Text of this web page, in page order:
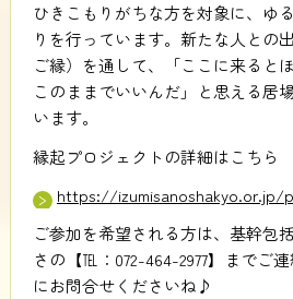
ひきこもりがちな方を対象に、ゆ
りを行っています。新たな人との
ご縁）を通して、「ここに来ると
このままでいいんだ」と思える居
います。
縁起プロジェクトの詳細はこちら
https://
ご参加を希望される方は、基幹包
さの【℡：072-464-2977】までご
にお問合せくださいね♪